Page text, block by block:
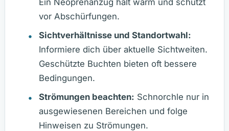
Ein Neoprenanzug hält warm und schützt
vor Abschürfungen.
Sichtverhältnisse und Standortwahl:
Informiere dich über aktuelle Sichtweiten.
Geschützte Buchten bieten oft bessere
Bedingungen.
Strömungen beachten: Schnorchle nur in
ausgewiesenen Bereichen und folge
Hinweisen zu Strömungen.